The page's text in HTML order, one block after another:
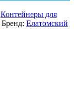
Контейнеры для
Бренд: Елатомский